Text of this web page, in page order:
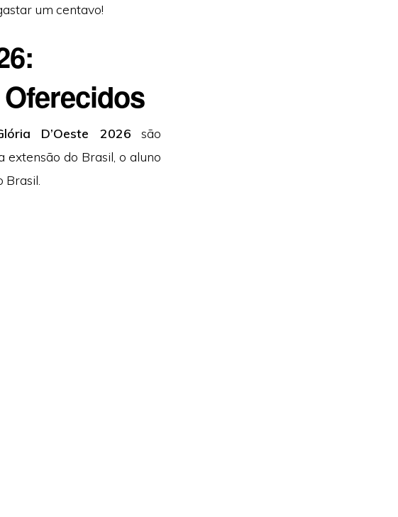
um centavo!
D’Oeste 2026 são
extensão do Brasil, o aluno